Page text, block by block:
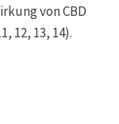
von CBD
12, 13, 14).